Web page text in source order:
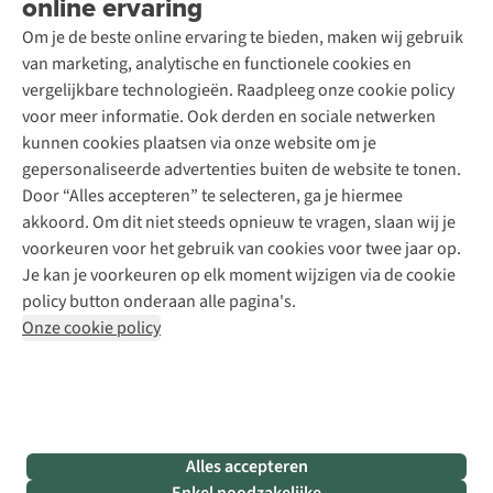
Om je de beste online ervaring te bieden, maken wij gebruik
van marketing, analytische en functionele cookies en
vergelijkbare technologieën. Raadpleeg onze cookie policy
voor meer informatie. Ook derden en sociale netwerken
kunnen cookies plaatsen via onze website om je
gepersonaliseerde advertenties buiten de website te tonen.
Door “Alles accepteren” te selecteren, ga je hiermee
akkoord. Om dit niet steeds opnieuw te vragen, slaan wij je
voorkeuren voor het gebruik van cookies voor twee jaar op.
Je kan je voorkeuren op elk moment wijzigen via de cookie
policy button onderaan alle pagina's.
Onze cookie policy
Alles accepteren
Toegankelijkheidsverklaring
Schoenonderhoud
Schoenherstelling
Kledingherstelling
Retouches
Voor bedrijven
Explore Academy
Explore Camp
Gear Check
Inspiratie & advies
Meld je aan voor de nieuwsbrief
Follow us
Disclaimer Privacy Policy
Algemene voorwaarden
Cookie Policy